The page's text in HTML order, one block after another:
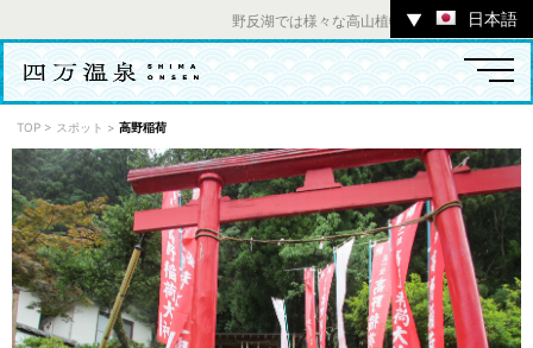
野反湖では様々な高山植物をお楽しみいただ
▼ 日本語
温泉 宿 お店 スポット
体験 イベント ツアー
TOP > スポット >高野稲荷